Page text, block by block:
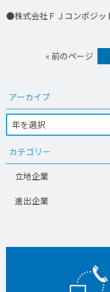
●株式会社ＦＪコンポジッ
« 前のページ
アーカイブ
カテゴリー
立地企業
進出企業